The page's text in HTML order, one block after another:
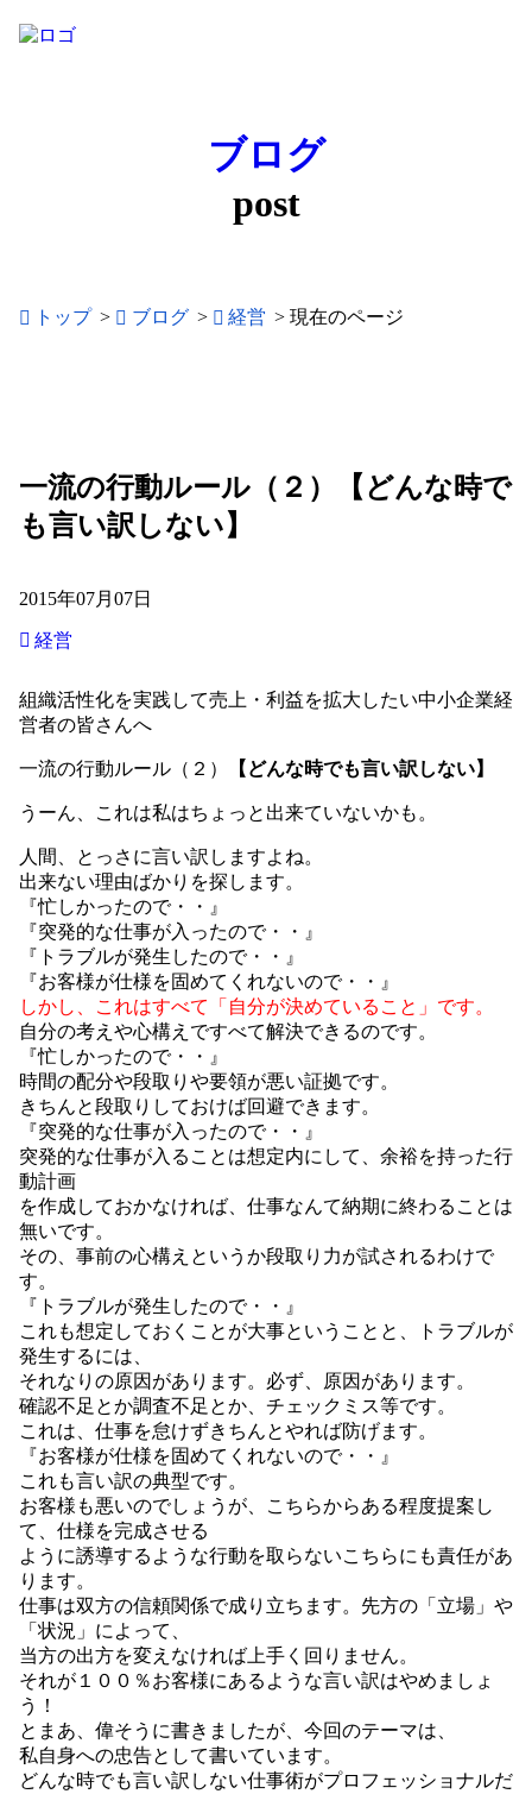
ブログ
post
トップ > ブログ > 経営 >現在のページ
一流の行動ルール（２）【どんな時で
も言い訳しない】
2015年07月07日
経営
組織活性化を実践して売上・利益を拡大したい中小企業経
営者の皆さんへ
一流の行動ルール（２） 【どんな時でも言い訳しない】
うーん、これは私はちょっと出来ていないかも。
人間、とっさに言い訳しますよね。
出来ない理由ばかりを探します。
『忙しかったので・・』
『突発的な仕事が入ったので・・』
『トラブルが発生したので・・』
『お客様が仕様を固めてくれないので・・』
しかし、これはすべて「自分が決めていること」です。
自分の考えや心構えですべて解決できるのです。
『忙しかったので・・』
時間の配分や段取りや要領が悪い証拠です。
きちんと段取りしておけば回避できます。
『突発的な仕事が入ったので・・』
突発的な仕事が入ることは想定内にして、余裕を持った行
動計画
を作成しておかなければ、仕事なんて納期に終わることは
無いです。
その、事前の心構えというか段取り力が試されるわけで
す。
『トラブルが発生したので・・』
これも想定しておくことが大事ということと、トラブルが
発生するには、
それなりの原因があります。必ず、原因があります。
確認不足とか調査不足とか、チェックミス等です。
これは、仕事を怠けずきちんとやれば防げます。
『お客様が仕様を固めてくれないので・・』
これも言い訳の典型です。
お客様も悪いのでしょうが、こちらからある程度提案し
て、仕様を完成させる
ように誘導するような行動を取らないこちらにも責任があ
ります。
仕事は双方の信頼関係で成り立ちます。先方の「立場」や
「状況」によって、
当方の出方を変えなければ上手く回りません。
それが１００％お客様にあるような言い訳はやめましょ
う！
とまあ、偉そうに書きましたが、今回のテーマは、
私自身への忠告として書いています。
どんな時でも言い訳しない仕事術がプロフェッショナルだ